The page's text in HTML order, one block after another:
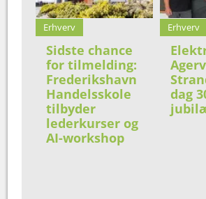
Erhverv
Sidste chance
for tilmelding:
Frederikshavn
Handelsskole
tilbyder
lederkurser og
AI-workshop
Erhverv
dag